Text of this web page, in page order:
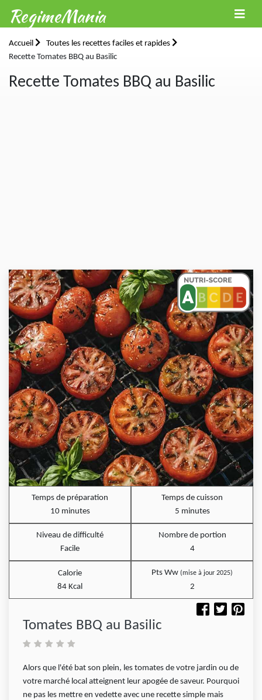
RegimeMania
Accueil
Toutes les recettes faciles et rapides
Recette Tomates BBQ au Basilic
Recette Tomates BBQ au Basilic
Temps de préparation
10 minutes
Temps de cuisson
5 minutes
Niveau de difficulté
Facile
Nombre de portion
4
Calorie
84 Kcal
Pts Ww (mise à jour 2025)
2
Tomates BBQ au Basilic
Alors que l'été bat son plein, les tomates de votre jardin ou de
votre marché local atteignent leur apogée de saveur. Pourquoi
ne pas les mettre en vedette avec une recette simple mais